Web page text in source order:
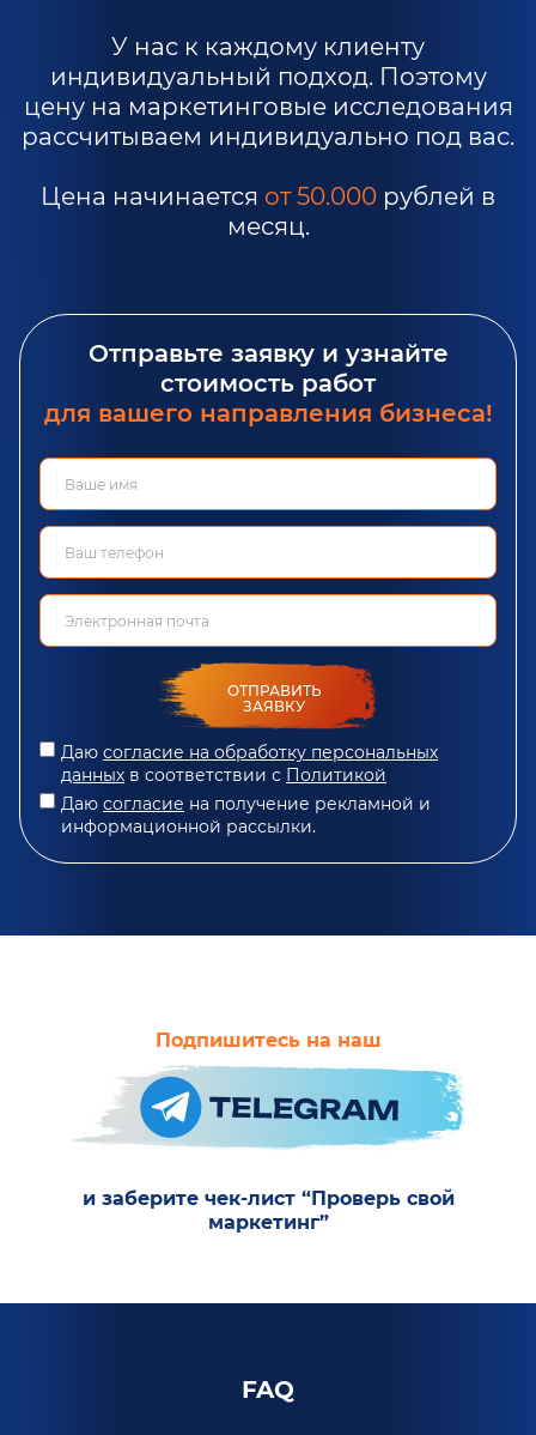
У нас к каждому клиенту
индивидуальный подход. Поэтому
цену на маркетинговые исследования
рассчитываем индивидуально под вас.
Цена начинается от 50.000 рублей в
месяц.
Отправьте заявку и узнайте
стоимость работ
для вашего направления бизнеса!
ОТПРАВИТЬ
ЗАЯВКУ
Даю согласие на обработку персональных
данных в соответствии с Политикой
Даю согласие на получение рекламной и
информационной рассылки.
Подпишитесь на наш
и заберите чек-лист “Проверь свой
маркетинг”
FAQ